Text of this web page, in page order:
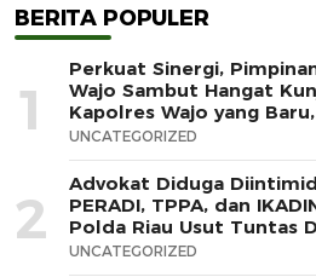
BERITA POPULER
1
Perkuat Sinergi,
Wajo Sambut Hangat
Kapolres Wajo yang Baru,
UNCATEGORIZED
2
Advokat Diduga
PERADI, TPPA, dan
Polda Riau Usut Tuntas
UNCATEGORIZED